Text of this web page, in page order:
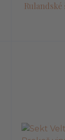
Rulandské